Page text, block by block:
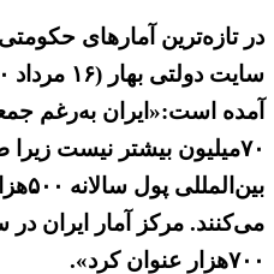
در تازه‌ترین آمارهای
آمده است:«ایران به‌رغم
۷۰میلیون بیشتر نیست
۷۰۰هزار عنوان کرد».